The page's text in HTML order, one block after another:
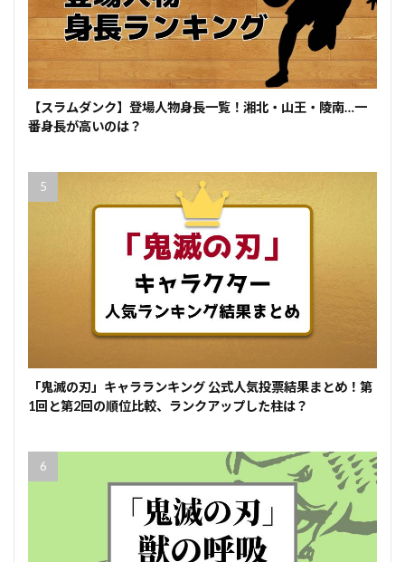
【スラムダンク】登場人物身長一覧！湘北・山王・陵南…一
番身長が高いのは？
「鬼滅の刃」キャラランキング 公式人気投票結果まとめ！第
1回と第2回の順位比較、ランクアップした柱は？